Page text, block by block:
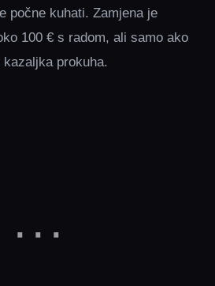
počne kuhati. Zamjena je
100 € s radom, ali samo ako
prokuha.